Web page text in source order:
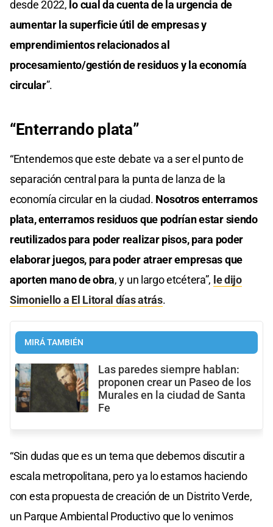
desde 2022, lo cual da cuenta de la urgencia de
aumentar la superficie útil de empresas y
emprendimientos relacionados al
procesamiento/gestión de residuos y la economía
circular”.
“Enterrando plata”
“Entendemos que este debate va a ser el punto de
separación central para la punta de lanza de la
economía circular en la ciudad. Nosotros enterramos
plata, enterramos residuos que podrían estar siendo
reutilizados para poder realizar pisos, para poder
elaborar juegos, para poder atraer empresas que
aporten mano de obra, y un largo etcétera”, le dijo
Simoniello a El Litoral días atrás.
MIRÁ TAMBIÉN
Las paredes siempre hablan:
proponen crear un Paseo de los
Murales en la ciudad de Santa
Fe
“Sin dudas que es un tema que debemos discutir a
escala metropolitana, pero ya lo estamos haciendo
con esta propuesta de creación de un Distrito Verde,
un Parque Ambiental Productivo que lo venimos